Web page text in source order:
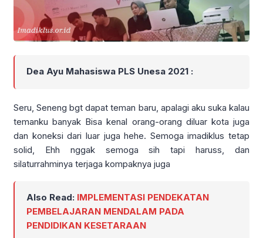
Dea Ayu Mahasiswa PLS Unesa 2021 :
Seru, Seneng bgt dapat teman baru, apalagi aku suka kalau
temanku banyak Bisa kenal orang-orang diluar kota juga
dan koneksi dari luar juga hehe. Semoga imadiklus tetap
solid, Ehh nggak semoga sih tapi haruss, dan
silaturrahminya terjaga kompaknya juga
Also Read: IMPLEMENTASI PENDEKATAN
PEMBELAJARAN MENDALAM PADA
PENDIDIKAN KESETARAAN